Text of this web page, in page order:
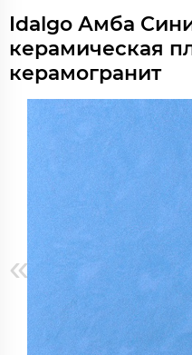
Idalgo Амба
керамическая
керамогранит
«